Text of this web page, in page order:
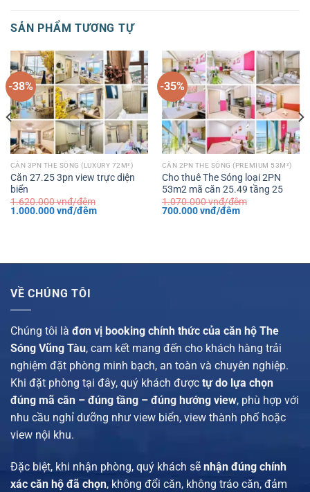
SẢN PHẨM TƯƠNG TỰ
-38%
CĂN 3PN THE SÓNG (LUXURY 72M²)
Căn 27.25 3pn view trực diện
biển
1.620.000vnđ/đêm
Giá
1.000.000vnđ/đêmGiá
-35%
CĂN 2PN THE SÓNG (PREMIUM 53M²)
Cho thuê The Sóng loại 2PN
53m2 mã căn 25.49 tầng 25
1.070.000vnđ/đêm
Giá
700.000vnđ/đêmGiá
VỀ CHÚNG TÔI
Chúng tôi là đơn vị booking chính thức của căn hộ The
Sóng Vũng Tàu, cam kết mang đến cho khách hàng trải
nghiệm đặt phòng minh bạch, an toàn và chuyên nghiệp.
Khi đặt phòng tại đây, quý khách được tự do lựa chọn
đúng mã căn – đúng tầng – đúng hướng view, phù hợp với
nhu cầu nghỉ dưỡng như view biển, view thành phố hoặc
view nội khu.
Đặc biệt, khi nhận phòng, quý khách sẽ nhận đúng chính
xác căn hộ đã chọn, không đổi căn, không tráo căn, đảm